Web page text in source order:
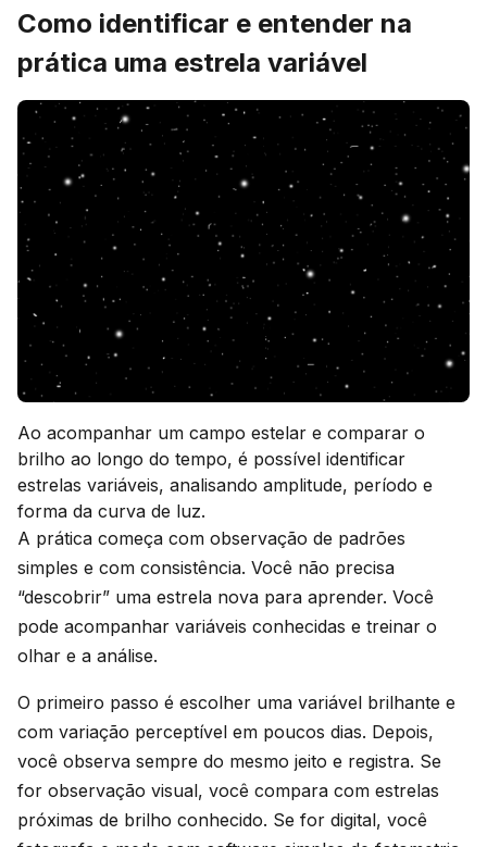
Como identificar e entender na
prática uma estrela variável
Ao acompanhar um campo estelar e comparar o
brilho ao longo do tempo, é possível identificar
estrelas variáveis, analisando amplitude, período e
forma da curva de luz.
A prática começa com observação de padrões
simples e com consistência. Você não precisa
“descobrir” uma estrela nova para aprender. Você
pode acompanhar variáveis conhecidas e treinar o
olhar e a análise.
O primeiro passo é escolher uma variável brilhante e
com variação perceptível em poucos dias. Depois,
você observa sempre do mesmo jeito e registra. Se
for observação visual, você compara com estrelas
próximas de brilho conhecido. Se for digital, você